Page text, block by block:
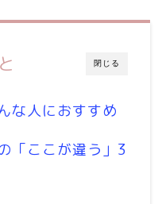
閉じる
な人におすすめ
「ここが違う」3